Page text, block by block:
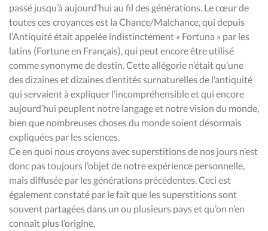
passé jusqu’à aujourd’hui au fil des générations. Le cœur de
toutes ces croyances est la Chance/Malchance, qui depuis
l’Antiquité était appelée indistinctement « Fortuna » par les
latins (Fortune en Français), qui peut encore être utilisé
comme synonyme de destin. Cette allégorie n’était qu’une
des dizaines et dizaines d’entités surnaturelles de l’antiquité
qui servaient à expliquer l’incompréhensible et qui encore
aujourd’hui peuplent notre langage et notre vision du monde,
bien que nombreuses choses du monde soient désormais
expliquées par les sciences.
Ce en quoi nous croyons avec superstitions de nos jours n’est
donc pas toujours l’objet de notre expérience personnelle,
mais diffusée par les générations précédentes. Ceci est
également constaté par le fait que les superstitions sont
souvent partagées dans un ou plusieurs pays et qu’on n’en
connaît plus l’origine.